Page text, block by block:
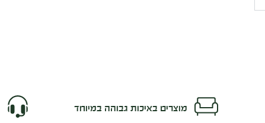
מוצרים באיכות גבוהה במיוחד